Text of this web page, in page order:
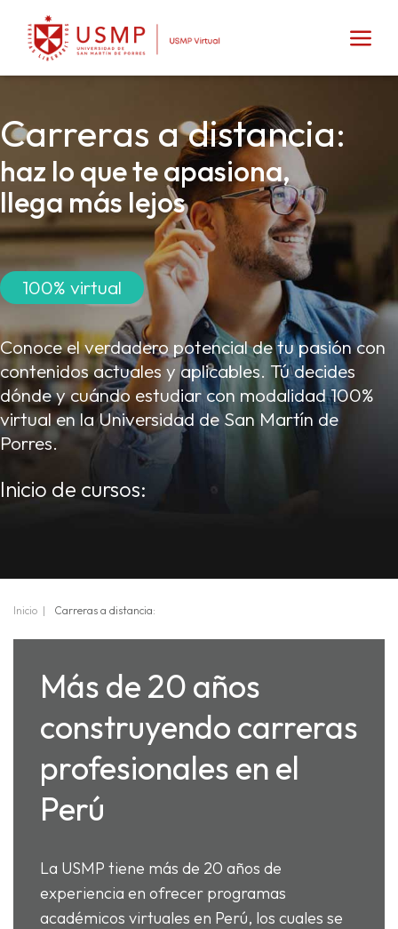
Carreras a distancia:
haz lo que te apasiona,
llega más lejos
100% virtual
Conoce el verdadero potencial de tu pasión con
contenidos actuales y aplicables. Tú decides
dónde y cuándo estudiar con modalidad 100%
virtual en la Universidad de San Martín de
Porres.
Inicio de cursos:
Inicio Carreras a distancia:
Más de 20 años
construyendo carreras
profesionales en el
Perú
La USMP tiene más de 20 años de
experiencia en ofrecer programas
académicos virtuales en Perú, los cuales se